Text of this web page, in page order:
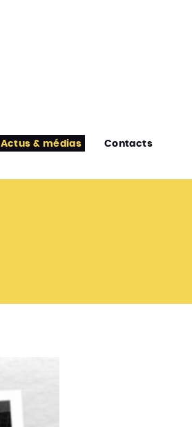
Actus & médias Contacts